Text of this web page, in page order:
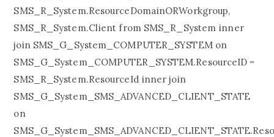
SMS_R_System.ResourceDomainORWorkgroup,
SMS_R_System.Client from SMS_R_System inner
join SMS_G_System_COMPUTER_SYSTEM on
SMS_G_System_COMPUTER_SYSTEM.ResourceID =
SMS_R_System.ResourceId inner join
SMS_G_System_SMS_ADVANCED_CLIENT_STATE
on